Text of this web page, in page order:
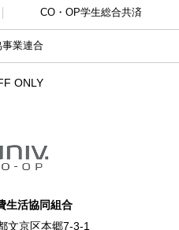
CO・OP学生総合共済
事業連合
ONLY
生活協同組合
文京区本郷7-3-1